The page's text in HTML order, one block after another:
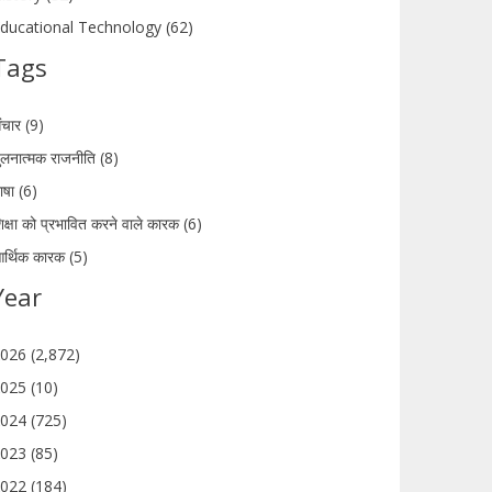
Technology (62)
(9)
राजनीति (8)
(6)
को प्रभावित करने वाले कारक (6)
कारक (5)
(2,872)
(10)
(725)
(85)
(184)